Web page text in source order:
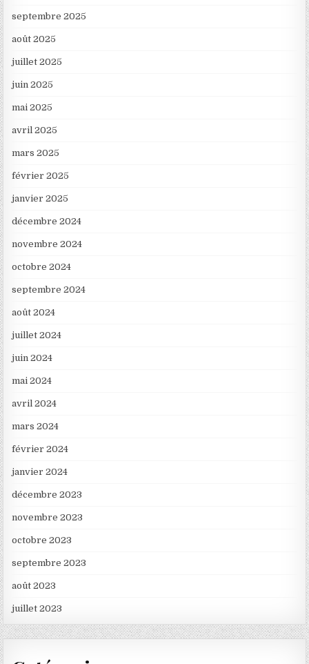
septembre 2025
août 2025
juillet 2025
juin 2025
mai 2025
avril 2025
mars 2025
février 2025
janvier 2025
décembre 2024
novembre 2024
octobre 2024
septembre 2024
août 2024
juillet 2024
juin 2024
mai 2024
avril 2024
mars 2024
février 2024
janvier 2024
décembre 2023
novembre 2023
octobre 2023
septembre 2023
août 2023
juillet 2023